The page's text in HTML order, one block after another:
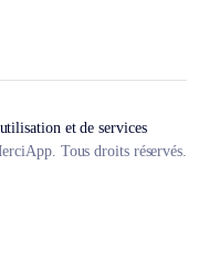
et de services
Tous droits réservés.